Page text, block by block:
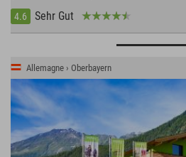
4.6
Sehr Gut
Allemagne › Oberbayern